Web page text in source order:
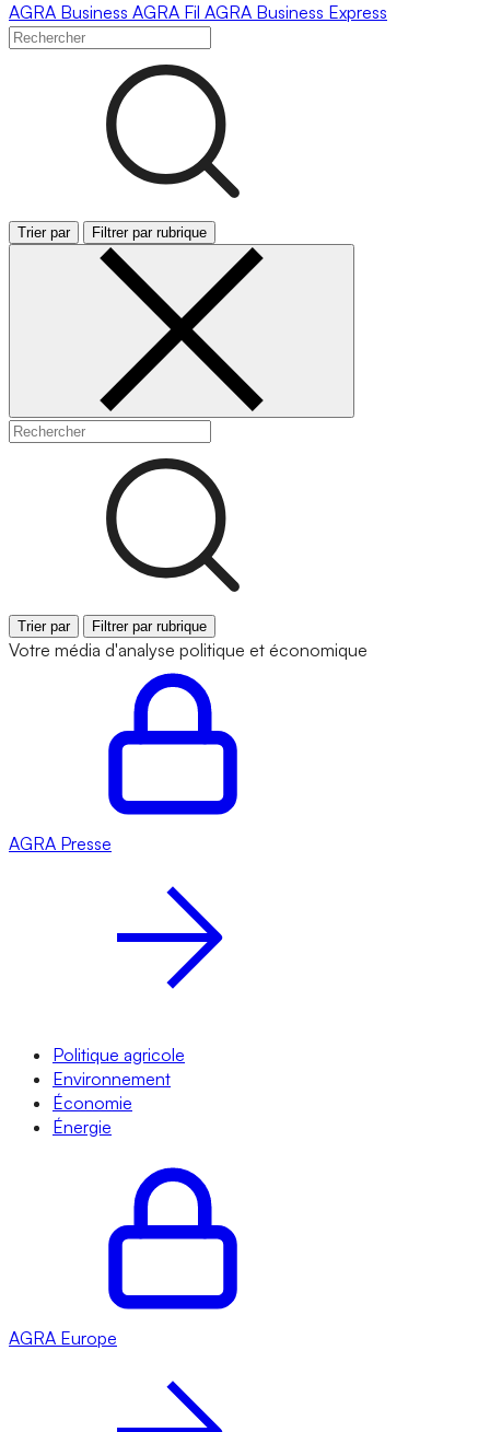
AGRA Business AGRA Fil AGRA Business Express
Trier par Filtrer par rubrique
Trier par Filtrer par rubrique
Votre média d'analyse politique et économique
AGRA Presse
Politique agricole
Environnement
Économie
Énergie
AGRA Europe